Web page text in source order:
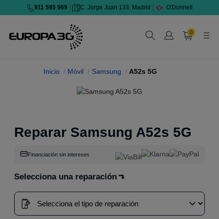
911 595 969 C. Jorge Juan 133, Madrid O'Donnell
0
Inicio Móvil Samsung A52s 5G
Reparar Samsung A52s 5G
Financiación sin intereses
Selecciona una reparación